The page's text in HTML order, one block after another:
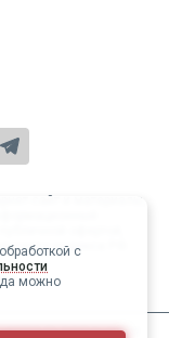
с
можно
сайт и материалы,
офертой,
кодекса РФ.